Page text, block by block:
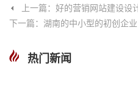
上一篇：好的营销网站建设设
下一篇：湖南的中小型的初创企
热门新闻